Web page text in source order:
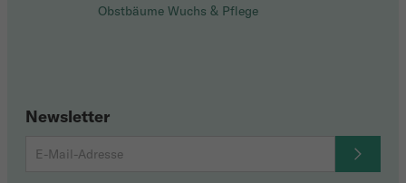
Obstbäume Wuchs & Pflege
Newsletter